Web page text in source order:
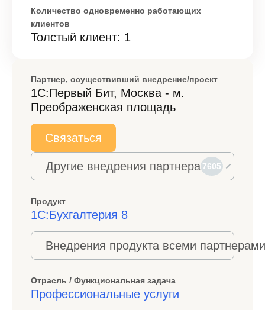
Количество одновременно работающих
клиентов
Толстый клиент: 1
Партнер, осуществивший внедрение/проект
1С:Первый Бит, Москва - м.
Преображенская площадь
Связаться
Другие внедрения партнера 7605
Продукт
1С:Бухгалтерия 8
Внедрения продукта всеми
Отрасль / Функциональная задача
Профессиональные услуги